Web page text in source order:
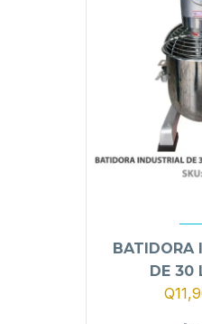
BATIDORA
DE 30
El
Q